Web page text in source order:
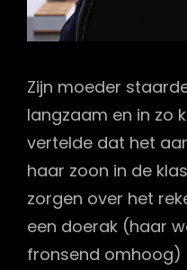
Zijn moeder
langzaam en in zo
vertelde dat het
haar zoon in de
zorgen over het
een doerak (haar
fronsend omhoog)